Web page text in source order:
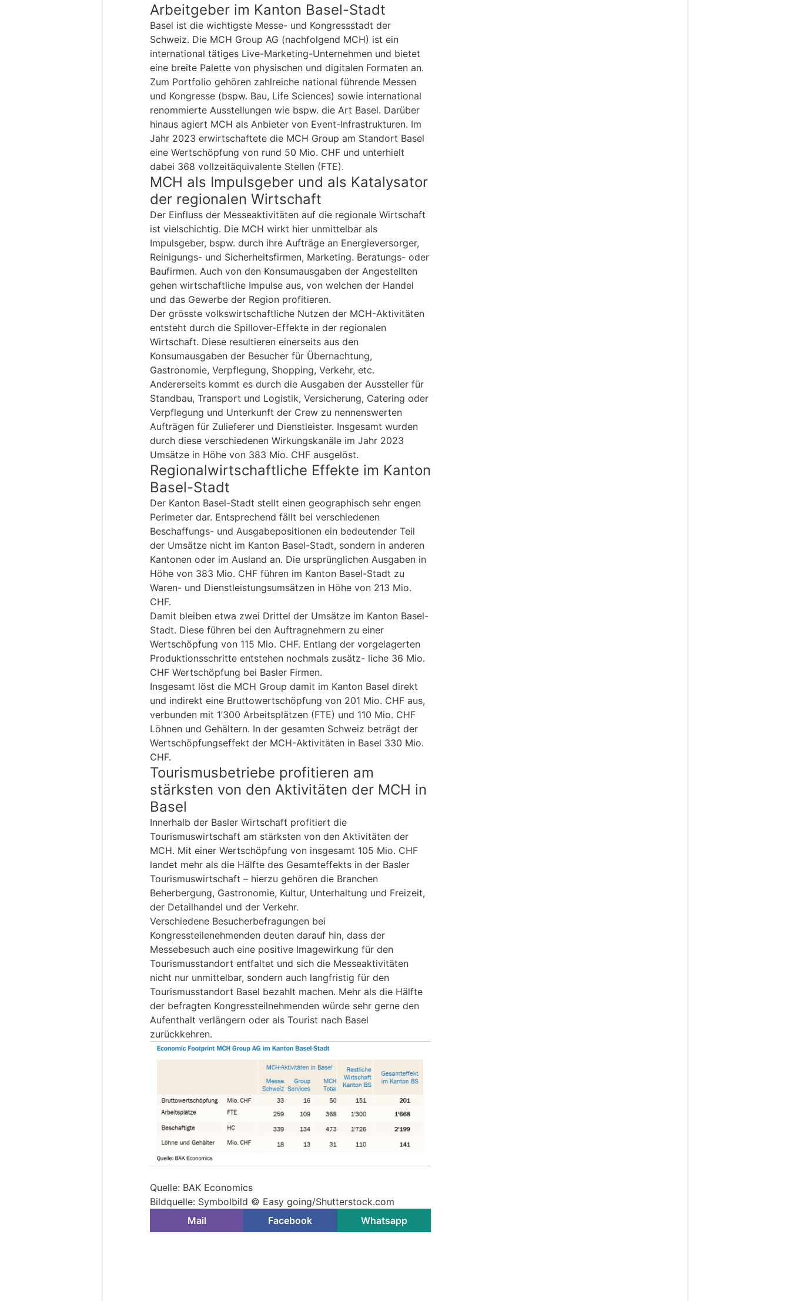
Arbeitgeber im Kanton Basel-Stadt
Basel ist die wichtigste Messe- und Kongressstadt der
Schweiz. Die MCH Group AG (nachfolgend MCH) ist ein
international tätiges Live-Marketing-Unternehmen und bietet
eine breite Palette von physischen und digitalen Formaten an.
Zum Portfolio gehören zahlreiche national führende Messen
und Kongresse (bspw. Bau, Life Sciences) sowie international
renommierte Ausstellungen wie bspw. die Art Basel. Darüber
hinaus agiert MCH als Anbieter von Event-Infrastrukturen. Im
Jahr 2023 erwirtschaftete die MCH Group am Standort Basel
eine Wertschöpfung von rund 50 Mio. CHF und unterhielt
dabei 368 vollzeitäquivalente Stellen (FTE).
MCH als Impulsgeber und als Katalysator
der regionalen Wirtschaft
Der Einfluss der Messeaktivitäten auf die regionale Wirtschaft
ist vielschichtig. Die MCH wirkt hier unmittelbar als
Impulsgeber, bspw. durch ihre Aufträge an Energieversorger,
Reinigungs- und Sicherheitsfirmen, Marketing. Beratungs- oder
Baufirmen. Auch von den Konsumausgaben der Angestellten
gehen wirtschaftliche Impulse aus, von welchen der Handel
und das Gewerbe der Region profitieren.
Der grösste volkswirtschaftliche Nutzen der MCH-Aktivitäten
entsteht durch die Spillover-Effekte in der regionalen
Wirtschaft. Diese resultieren einerseits aus den
Konsumausgaben der Besucher für Übernachtung,
Gastronomie, Verpflegung, Shopping, Verkehr, etc.
Andererseits kommt es durch die Ausgaben der Aussteller für
Standbau, Transport und Logistik, Versicherung, Catering oder
Verpflegung und Unterkunft der Crew zu nennenswerten
Aufträgen für Zulieferer und Dienstleister. Insgesamt wurden
durch diese verschiedenen Wirkungskanäle im Jahr 2023
Umsätze in Höhe von 383 Mio. CHF ausgelöst.
Regionalwirtschaftliche Effekte im Kanton
Basel-Stadt
Der Kanton Basel-Stadt stellt einen geographisch sehr engen
Perimeter dar. Entsprechend fällt bei verschiedenen
Beschaffungs- und Ausgabepositionen ein bedeutender Teil
der Umsätze nicht im Kanton Basel-Stadt, sondern in anderen
Kantonen oder im Ausland an. Die ursprünglichen Ausgaben in
Höhe von 383 Mio. CHF führen im Kanton Basel-Stadt zu
Waren- und Dienstleistungsumsätzen in Höhe von 213 Mio.
CHF.
Damit bleiben etwa zwei Drittel der Umsätze im Kanton Basel-
Stadt. Diese führen bei den Auftragnehmern zu einer
Wertschöpfung von 115 Mio. CHF. Entlang der vorgelagerten
Produktionsschritte entstehen nochmals zusätz- liche 36 Mio.
CHF Wertschöpfung bei Basler Firmen.
Insgesamt löst die MCH Group damit im Kanton Basel direkt
und indirekt eine Bruttowertschöpfung von 201 Mio. CHF aus,
verbunden mit 1’300 Arbeitsplätzen (FTE) und 110 Mio. CHF
Löhnen und Gehältern. In der gesamten Schweiz beträgt der
Wertschöpfungseffekt der MCH-Aktivitäten in Basel 330 Mio.
CHF.
Tourismusbetriebe profitieren am
stärksten von den Aktivitäten der MCH in
Basel
Innerhalb der Basler Wirtschaft profitiert die
Tourismuswirtschaft am stärksten von den Aktivitäten der
MCH. Mit einer Wertschöpfung von insgesamt 105 Mio. CHF
landet mehr als die Hälfte des Gesamteffekts in der Basler
Tourismuswirtschaft – hierzu gehören die Branchen
Beherbergung, Gastronomie, Kultur, Unterhaltung und Freizeit,
der Detailhandel und der Verkehr.
Verschiedene Besucherbefragungen bei
Kongressteilenehmenden deuten darauf hin, dass der
Messebesuch auch eine positive Imagewirkung für den
Tourismusstandort entfaltet und sich die Messeaktivitäten
nicht nur unmittelbar, sondern auch langfristig für den
Tourismusstandort Basel bezahlt machen. Mehr als die Hälfte
der befragten Kongressteilnehmenden würde sehr gerne den
Aufenthalt verlängern oder als Tourist nach Basel
zurückkehren.
Quelle: BAK Economics
Bildquelle: Symbolbild © Easy going/Shutterstock.com
Mail
Facebook Whatsapp